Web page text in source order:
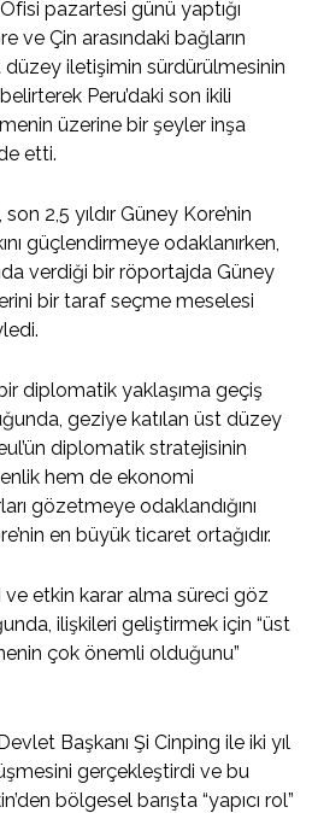
pazartesi günü yaptığı
ve Çin arasındaki bağların
iletişimin sürdürülmesinin
Peru’daki son ikili
üzerine bir şeyler inşa
etti.
2,5 yıldır Güney Kore’nin
güçlendirmeye odaklanırken,
verdiği bir röportajda Güney
bir taraf seçme meselesi
diplomatik yaklaşıma geçiş
geziye katılan üst düzey
diplomatik stratejisinin
hem de ekonomi
gözetmeye odaklandığını
en büyük ticaret ortağıdır.
ve etkin karar alma süreci göz
ilişkileri geliştirmek için “üst
çok önemli olduğunu”
Başkanı Şi Cinping ile iki yıl
gerçekleştirdi ve bu
bölgesel barışta “yapıcı rol”